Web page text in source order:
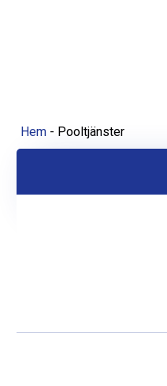
Hem- Pooltjänster